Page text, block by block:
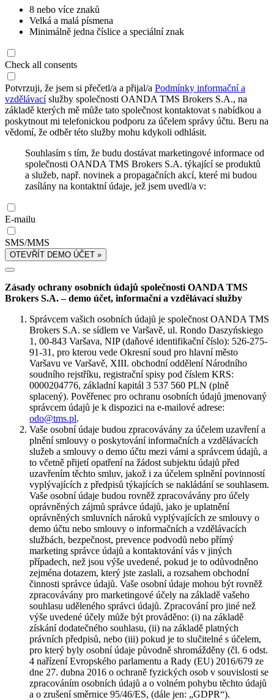
8 nebo více znaků
Velká a malá písmena
Minimálně jedna číslice a speciální znak
Check all consents
Potvrzuji, že jsem si přečetl/a a přijal/a Podmínky informační a
vzdělávacíslužby společnosti OANDA TMS Brokers S.A., na
základě kterých mě může tato společnost kontaktovat s nabídkou a
poskytnout mi telefonickou podporu za účelem správy účtu. Beru na
vědomí, že odběr této služby mohu kdykoli odhlásit.
Souhlasím s tím, že budu dostávat marketingové informace od
společnosti OANDA TMS Brokers S.A. týkající se produktů
a služeb, např. novinek a propagačních akcí, které mi budou
zasílány na kontaktní údaje, jež jsem uvedl/a v:
E-mailu
SMS/MMS
OTEVŘÍT DEMO ÚČET »
Zásady ochrany osobních údajů společnosti OANDA TMS
Brokers S.A. – demo účet, informační a vzdělávací služby
Správcem vašich osobních údajů je společnost OANDA TMS
Brokers S.A. se sídlem ve Varšavě, ul. Rondo Daszyńskiego
1, 00-843 Varšava, NIP (daňové identifikační číslo): 526-275-
91-31, pro kterou vede Okresní soud pro hlavní město
Varšavu ve Varšavě, XIII. obchodní oddělení Národního
soudního rejstříku, registrační spisy pod číslem KRS:
0000204776, základní kapitál 3 537 560 PLN (plně
splacený). Pověřenec pro ochranu osobních údajů jmenovaný
správcem údajů je k dispozici na e-mailové adrese:
odo@tms.pl.
Vaše osobní údaje budou zpracovávány za účelem uzavření a
plnění smlouvy o poskytování informačních a vzdělávacích
služeb a smlouvy o demo účtu mezi vámi a správcem údajů, a
to včetně přijetí opatření na žádost subjektu údajů před
uzavřením těchto smluv, jakož i za účelem splnění povinností
vyplývajících z předpisů týkajících se nakládání se souhlasem.
Vaše osobní údaje budou rovněž zpracovávány pro účely
oprávněných zájmů správce údajů, jako je uplatnění
oprávněných smluvních nároků vyplývajících ze smlouvy o
demo účtu nebo smlouvy o informačních a vzdělávacích
službách, bezpečnost, prevence podvodů nebo přímý
marketing správce údajů a kontaktování vás v jiných
případech, než jsou výše uvedené, pokud je to odůvodněno
zejména dotazem, který jste zaslali, a rozsahem obchodní
činnosti správce údajů. Vaše osobní údaje mohou být rovněž
zpracovávány pro marketingové účely na základě vašeho
souhlasu uděleného správci údajů. Zpracování pro jiné než
výše uvedené účely může být prováděno: (i) na základě
získání dodatečného souhlasu, (ii) na základě platných
právních předpisů, nebo (iii) pokud je to slučitelné s účelem,
pro který byly osobní údaje původně shromážděny (čl. 6 odst.
4 nařízení Evropského parlamentu a Rady (EU) 2016/679 ze
dne 27. dubna 2016 o ochraně fyzických osob v souvislosti se
zpracováním osobních údajů a o volném pohybu těchto údajů
a o zrušení směrnice 95/46/ES, (dále jen: „GDPR“).